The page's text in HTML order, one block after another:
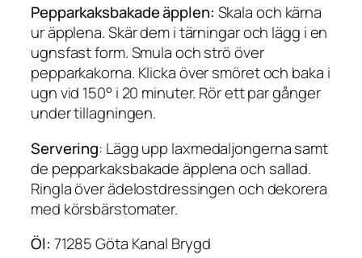
Pepparkaksbakade äpplen: Skala och kärna
ur äpplena. Skär dem i tärningar och lägg i en
ugnsfast form. Smula och strö över
pepparkakorna. Klicka över smöret och baka i
ugn vid 150° i 20 minuter. Rör ett par gånger
under tillagningen.
Servering: Lägg upp laxmedaljongerna samt
de pepparkaksbakade äpplena och sallad.
Ringla över ädelostdressingen och dekorera
med körsbärstomater.
Öl: 71285 Göta Kanal Brygd